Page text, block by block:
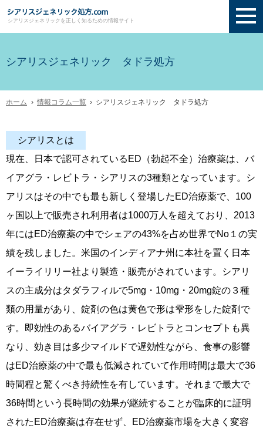
シアリスジェネリックを正しく知るための情報サイト
シアリスジェネリック タドラ処方
ホーム › 情報コラム一覧 › シアリスジェネリック タドラ処方
シアリスとは
現在、日本で認可されているED（勃起不全）治療薬は、バ
イアグラ・レビトラ・シアリスの3種類となっています。シ
アリスはその中でも最も新しく登場したED治療薬で、100
ヶ国以上で販売され利用者は1000万人を超えており、2013
年にはED治療薬の中でシェアの43%を占め世界でNo１の実
績を残しました。米国のインディアナ州に本社を置く日本
イーライリリー社より製造・販売がされています。シアリ
スの主成分はタダラフィルで5mg・10mg・20mg錠の３種
類の用量があり、錠剤の色は黄色で形は雫形をした錠剤で
す。即効性のあるバイアグラ・レビトラとコンセプトも異
なり、効き目は多少マイルドで遅効性ながら、食事の影響
はED治療薬の中で最も低減されていて作用時間は最大で36
時間程と驚くべき持続性を有しています。それまで最大で
36時間という長時間の効果が継続することが臨床的に証明
されたED治療薬は存在せず、ED治療薬市場を大きく変容